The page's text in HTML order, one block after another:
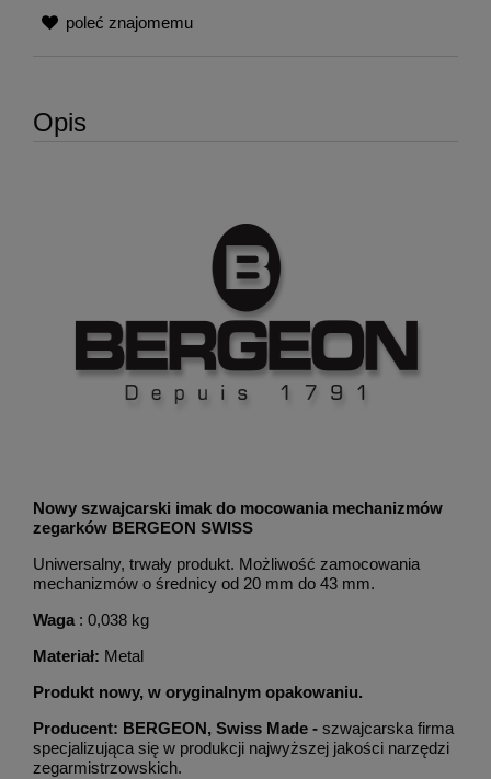
poleć znajomemu
Opis
Nowy szwajcarski imak do mocowania mechanizmów
zegarków BERGEON SWISS
Uniwersalny, trwały produkt. Możliwość zamocowania
mechanizmów o średnicy od 20 mm do 43 mm.
Waga : 0,038 kg
Materiał: Metal
Produkt nowy, w oryginalnym opakowaniu.
Producent: BERGEON, Swiss Made - szwajcarska firma
specjalizująca się w produkcji najwyższej jakości narzędzi
zegarmistrzowskich.